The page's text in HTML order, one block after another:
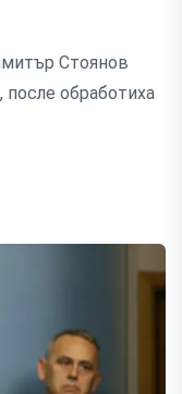
Стоянов
обработиха